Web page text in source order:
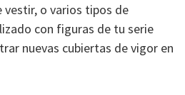
vestir, o varios tipos de
con figuras de tu serie
nuevas cubiertas de vigor en